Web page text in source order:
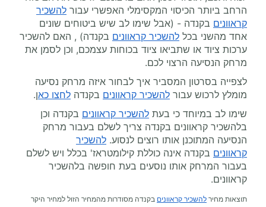
הרחב ביותר הכיסוי המקסימלי האפשרי עבור להשכיר
קראוונים בקנדה - (אבל שימו לב שיש ביטוחים שונים
אחד מהשני בכל להשכיר קראוונים בקנדה) , האם להשכיר
ערכות ציוד או שתביאו ציוד בכוחות עצמכם, וכן לסמן את
מרחק הנסיעה הרצוי לכם.
לצפייה בסרטון המסביר איך לבחור איזה מרחק נסיעה
מומלץ לרכוש עבור להשכיר קראוונים בקנדה לחצו כאן.
שימו לב במיוחד כי בעת להשכיר קראוונים בקנדה וכן
בלהשכיר קראוונים בקנדה צריך לשלם בעבור מרחק
הנסיעה המתוכנן אותו רוצים לנסוע. להשכיר
קראוונים בקנדה אינה כוללת קילומטראז' בכלל ויש לשלם
בעבור המרחק אותו נוסעים בעת חופשה בלהשכיר
קראוונים.
תוצאות מחיר להשכיר קראוונים בקנדה מסודרות מהמחיר הזול למחיר היקר